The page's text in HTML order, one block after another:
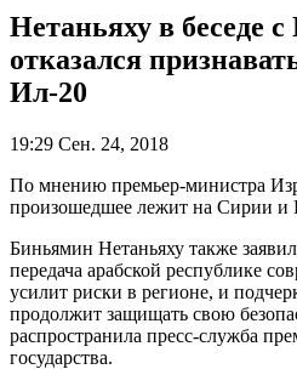
Нетаньяху в беседе
отказался
Ил-20
19:29 Сен. 24, 2018
По мнению премьер-министра
произошедшее лежит на Сирии и
Биньямин Нетаньяху также
передача арабской республике
усилит риски в регионе, и
продолжит защищать свою
распространила пресс-служба
государства.